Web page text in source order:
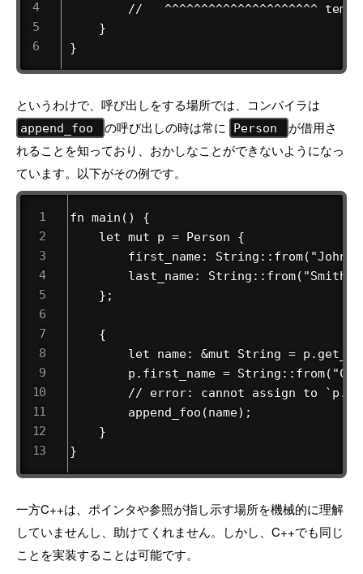
//   ^^^^^^^^^^^^^^^^^^^^^
    }
}
というわけで、呼び出しをする場所では、コンパイラは
append_foo の呼び出しの時は常に Person
が借用さ
れることを知っており、おかしなことができないようになっ
ています。以下がその例です。
fn main() {
    let mut p = Person {
first_name:
last_name:
    };
    {
let name: &mut String =
p.first_name =
// error: cannot assign to
        append_foo(name);
    }
}
一方C++は、ポインタや参照が指し示す場所を機械的に理解
していませんし、助けてくれません。しかし、C++でも同じ
ことを実装することは可能です。